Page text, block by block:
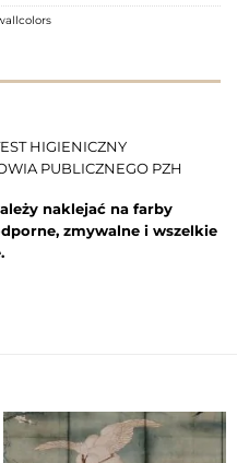
HIGIENICZNY
PUBLICZNEGO PZH
naklejać na farby
zmywalne i wszelkie